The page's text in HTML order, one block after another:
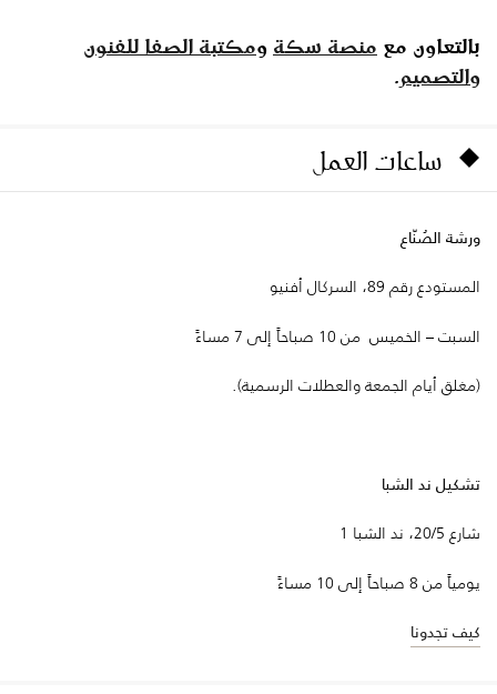
بالتعاون مع منصة سكة ومكتبة الصفا للفنون
والتصميم.
ساعات العمل
ورشة الصُنّاع
المستودع رقم 89، السركال أفنيو
السبت – الخميس من 10 صباحاً إلى 7 مساءً
(مغلق أيام الجمعة والعطلات الرسمية).
تشكيل ند الشبا
شارع 20/5، ند الشبا 1
يومياً من 8 صباحاً إلى 10 مساءً
كيف تجدونا